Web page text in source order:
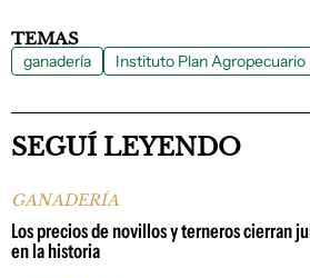
TEMAS
ganadería Instituto Plan Agropecuario
SEGUÍ LEYENDO
GANADERÍA
Los precios de novillos y terneros cierran
en la historia